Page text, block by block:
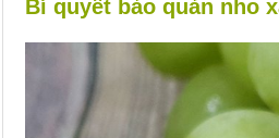
Bí quyết bảo quản nho